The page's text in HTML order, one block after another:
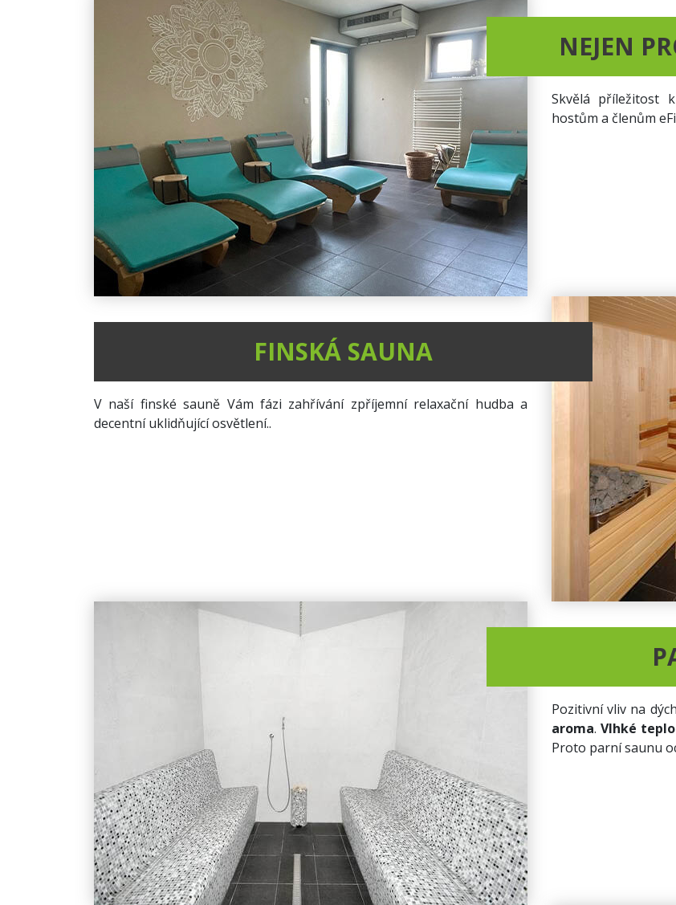
NEJEN
Skvělá příležitost k
hostům a členům
FINSKÁ SAUNA
V naší finské sauně Vám fázi zahřívání zpříjemní relaxační hudba a
decentní uklidňující osvětlení..
Pozitivní vliv na
aroma. Vlhké teplo
Proto parní saunu